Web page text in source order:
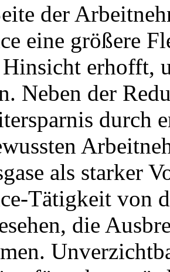
der
eine größere
erhofft,
Neben der
durch
als starker
Tätigkeit von
die